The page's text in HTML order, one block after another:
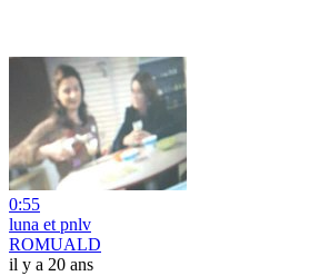
0:55
luna et pnlv
ROMUALD
il y a 20 ans